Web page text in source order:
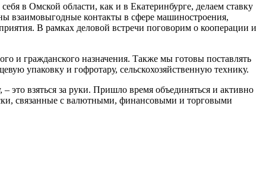
в Омской области, как и в Екатеринбурге, делаем ставку
взаимовыгодные контакты в сфере машиностроения,
В рамках деловой встречи поговорим о кооперации и
и гражданского назначения. Также мы готовы поставлять
упаковку и гофротару, сельскохозяйственную технику.
это взяться за руки. Пришло время объединяться и активно
связанные с валютными, финансовыми и торговыми